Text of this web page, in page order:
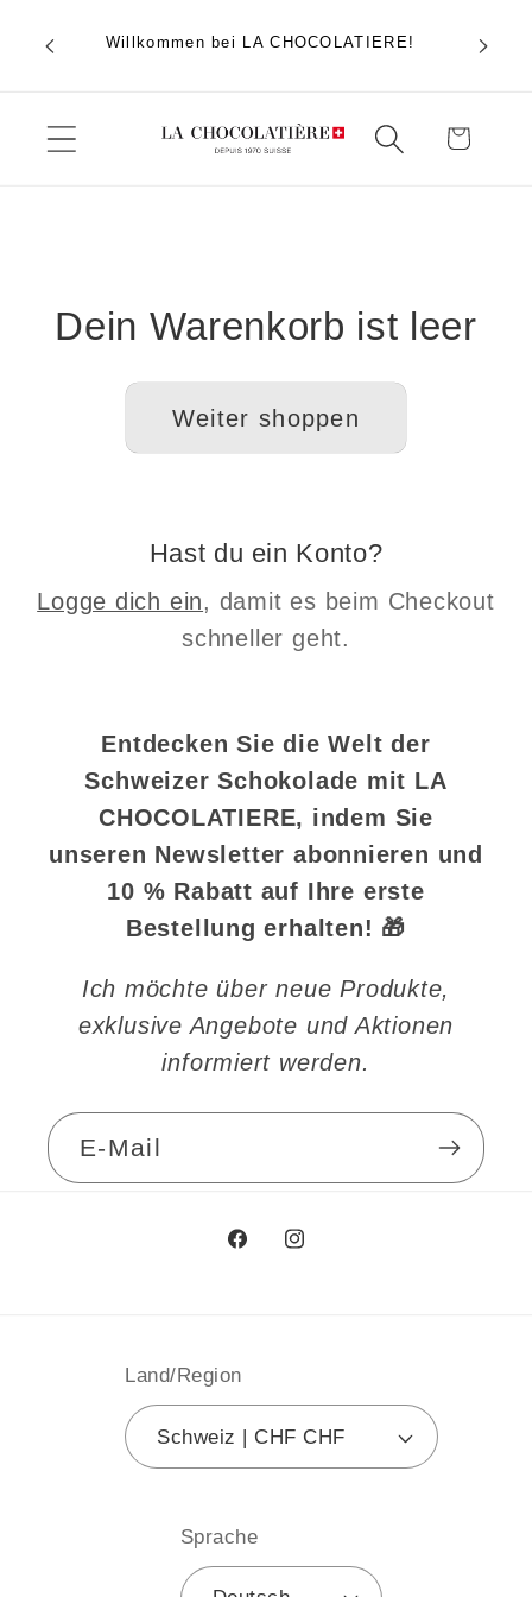
zum
Inhalt
Willkommen bei LA CHOCOLATIERE!
über
Warenkorb
Dein Warenkorb ist leer
Weiter shoppen
Hast du ein Konto?
Logge dich ein, damit es beim Checkout
schneller geht.
Entdecken Sie die Welt der
Schweizer Schokolade mit LA
CHOCOLATIERE, indem Sie
unseren Newsletter abonnieren und
10 % Rabatt auf Ihre erste
Bestellung erhalten! 🎁
Ich möchte über neue Produkte,
exklusive Angebote und Aktionen
informiert werden.
E-Mail
FacebookInstagram
Land/Region
Schweiz | CHF CHF
Sprache